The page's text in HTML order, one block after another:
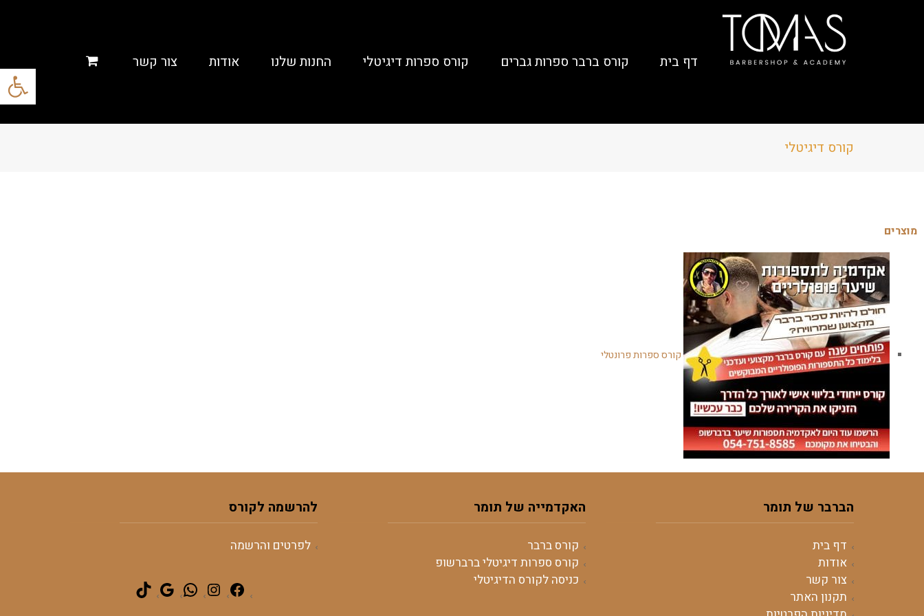
פתח דף בית קורס ברבר ספרות גברים קורס ספרות דיגיטלי החנות שלנו אודות צור קשר
קורס דיגיטלי
מוצרים
קורס ספרות פרונטלי
הברבר של תומר
דף בית
אודות
צור קשר
תקנון האתר
האקדמייה של תומר
קורס ברבר
קורס ספרות דיגיטלי ברברשופ
כניסה לקורס הדיגיטלי
להרשמה לקורס
לפרטים והרשמה